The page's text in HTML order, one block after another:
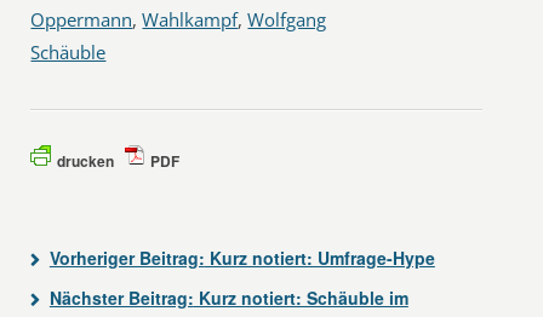
Oppermann,Wahlkampf,Wolfgang
Schäuble
drucken PDF
Vorheriger Beitrag: Kurz notiert: Umfrage-Hype
Nächster Beitrag: Kurz notiert: Schäuble im